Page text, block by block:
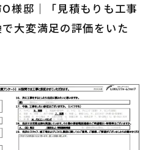
O様邸｜「見積もりも工事
大変満足の評価をいた